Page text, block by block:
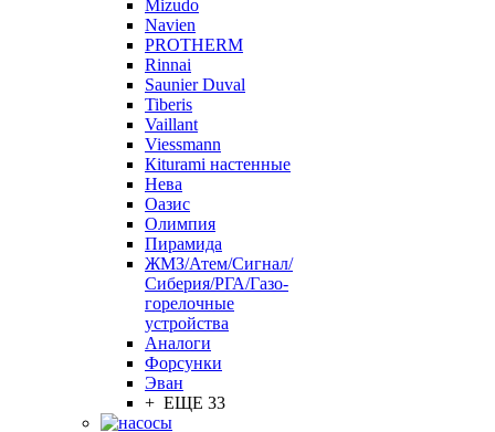
Mizudo
Navien
PROTHERM
Rinnai
Saunier Duval
Tiberis
Vaillant
Viessmann
Кiturami настенные
Нева
Оазис
Олимпия
Пирамида
ЖМЗ/Атем/Сигнал/
Сиберия/РГА/Газо-
горелочные
устройства
Aналоги
Форсунки
Эван
+ ЕЩЕ 33